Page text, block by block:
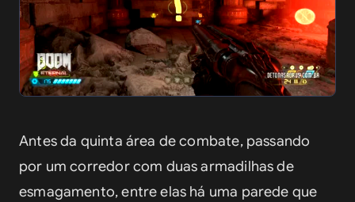
Antes da quinta área de combate, passando
por um corredor com duas armadilhas de
esmagamento, entre elas há uma parede que